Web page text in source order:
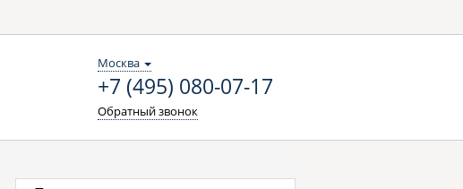
Москва
+7 (495) 080-07-17
Обратный звонок